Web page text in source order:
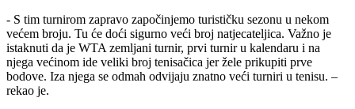
- S tim turnirom zapravo započinjemo turističku sezonu u nekom
većem broju. Tu će doći sigurno veći broj natjecateljica. Važno je
istaknuti da je WTA zemljani turnir, prvi turnir u kalendaru i na
njega većinom ide veliki broj tenisačica jer žele prikupiti prve
bodove. Iza njega se odmah odvijaju znatno veći turniri u tenisu. –
rekao je.